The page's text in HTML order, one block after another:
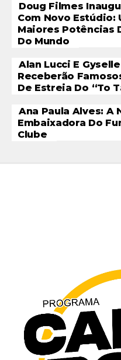
Doug Filmes
Com Novo Estúdio:
Maiores Potências
Do Mundo
Alan Lucci E
Receberão
De Estreia Do “To
Ana Paula Alves: A
Embaixadora Do
Clube